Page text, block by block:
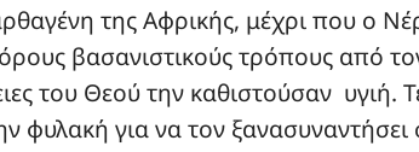
της Αφρικής, μέχρι που ο
βασανιστικούς τρόπους από
του Θεού την καθιστούσαν υγιή.
για να τον ξανασυναντήσει